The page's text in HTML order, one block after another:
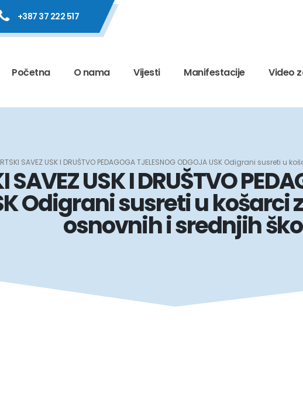
+387 37 222 517
Početna O nama Vijesti Manifestacije Video
SAVEZ USK I DRUŠTVO PEDAGOGA TJELESNOG ODGOJA USK Odigrani
SAVEZ USK I DRUŠTVO
Odigrani susreti u
osnovnih i srednjih